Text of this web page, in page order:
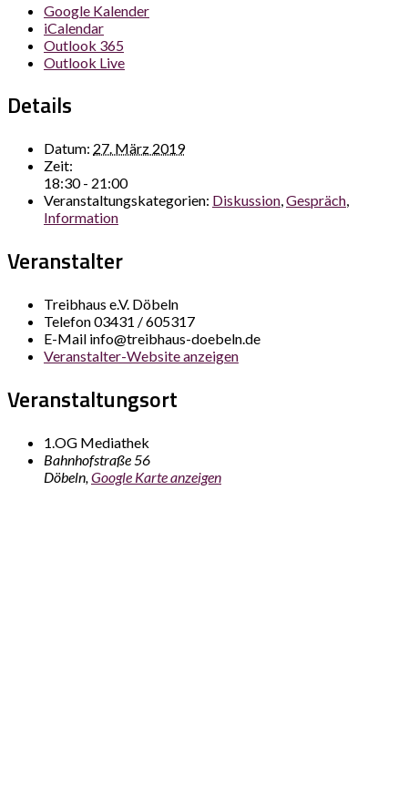
Google Kalender
iCalendar
Outlook 365
Outlook Live
Details
Datum: 27. März 2019
Zeit:
18:30 - 21:00
Veranstaltungskategorien: Diskussion,Gespräch,
Information
Veranstalter
Treibhaus e.V. Döbeln
Telefon03431 / 605317
E-Mail info@treibhaus-doebeln.de
Veranstalter-Website anzeigen
Veranstaltungsort
1.OG Mediathek
Bahnhofstraße 56
Döbeln,Google Karte anzeigen